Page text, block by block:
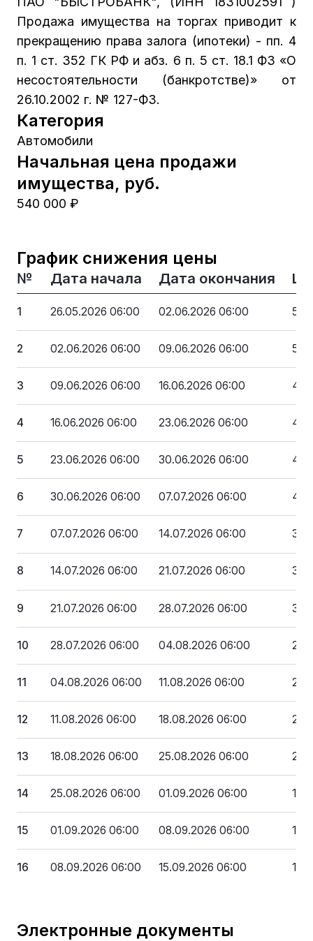
Продажа имущества на торгах приводит к
прекращению права залога (ипотеки) - пп. 4
п. 1 ст. 352 ГК РФ и абз. 6 п. 5 ст. 18.1 ФЗ «О
несостоятельности (банкротстве)» от
26.10.2002 г. № 127-ФЗ.
Категория
Автомобили
Начальная цена продажи
имущества, руб.
540 000 ₽
График снижения цены
№ Дата начала Дата окончания
1 26.05.2026 06:00 02.06.2026 06:00
2 02.06.2026 06:00 09.06.2026 06:00
3 09.06.2026 06:00 16.06.2026 06:00
4 16.06.2026 06:00 23.06.2026 06:00
5 23.06.2026 06:00 30.06.2026 06:00
6 30.06.2026 06:00 07.07.2026 06:00
7 07.07.2026 06:00 14.07.2026 06:00
8 14.07.2026 06:00 21.07.2026 06:00
9 21.07.2026 06:00 28.07.2026 06:00
10 28.07.2026 06:00 04.08.2026 06:00
11 04.08.2026 06:00 11.08.2026 06:00
12 11.08.2026 06:00 18.08.2026 06:00
13 18.08.2026 06:00 25.08.2026 06:00
14 25.08.2026 06:00 01.09.2026 06:00
15 01.09.2026 06:00 08.09.2026 06:00
16 08.09.2026 06:00 15.09.2026 06:00
Электронные документы